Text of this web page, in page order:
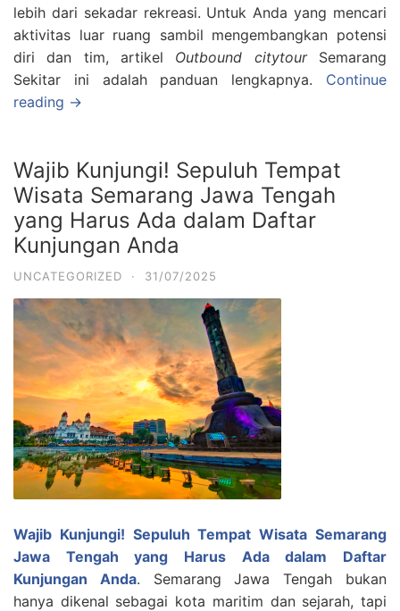
lebih dari sekadar rekreasi. Untuk Anda yang mencari
aktivitas luar ruang sambil mengembangkan potensi
diri dan tim, artikel Outbound citytourSemarang
Sekitar ini adalah panduan lengkapnya. Continue
reading →
Wajib Kunjungi! Sepuluh Tempat
Wisata Semarang Jawa Tengah
yang Harus Ada dalam Daftar
Kunjungan Anda
UNCATEGORIZED · 31/07/2025
Wajib Kunjungi! Sepuluh Tempat Wisata Semarang
Jawa Tengah yang Harus Ada dalam Daftar
Kunjungan Anda. Semarang Jawa Tengah bukan
hanya dikenal sebagai kota maritim dan sejarah, tapi